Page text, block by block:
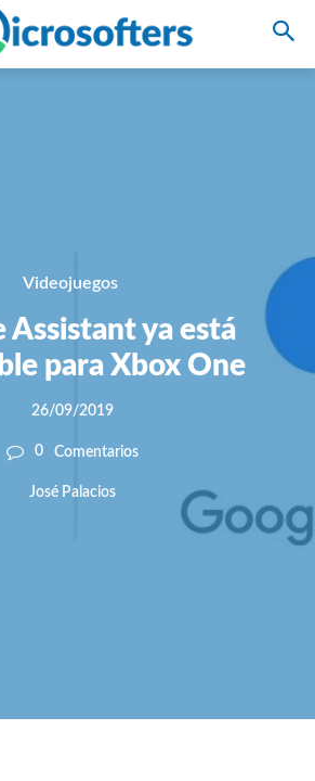
Videojuegos
Assistant ya está
para Xbox One
26/09/2019
0 Comentarios
José Palacios